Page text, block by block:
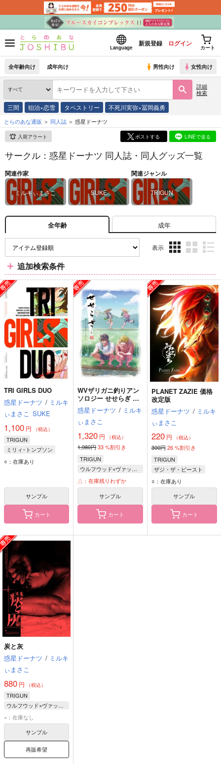
Language
新規登録 ログイン
カート
全年齢向け 成年向け 男性向け 女性向け
詳細
検索
三間 狛治×恋雪 タペストリー 不死川実弥×冨岡義勇
とらのあな通販 同人誌 惑星ドーナツ
入荷アラート ポストする LINEで送る
サークル：惑星ドーナツ 同人誌・同人グッズ一覧
関連作家
ミルキぃまさこ SUKE
関連ジャンル
TRIGUN
全年齢 成年
表示
ム
表
示
ム
表
示
ム
表
示
追加検索条件
TRI GIRLS DUO
惑星ドーナツ / ミルキ
ぃまさこ SUKE
1,100 円 （税込）
TRIGUN
ミリィ･トンプソン
○：在庫あり
サンプル
カート
WVザリガニ釣りアン
ソロジー せせらぎ 価
格改定版
惑星ドーナツ / ミルキ
ぃまさこ
1,320 円 （税込）
1,980円33 %割引き
TRIGUN
ウルフウッド×ヴァッシュ
ヴァッシュ・ザ・スタンピード
△：在庫残りわずか
サンプル
カート
PLANET ZAZIE 価格
改定版
惑星ドーナツ / ミルキ
ぃまさこ
220円 （税込）
300円 26 %割引き
TRIGUN
ザジ・ザ・ビースト
○：在庫あり
サンプル
カート
炭と灰
惑星ドーナツ / ミルキ
ぃまさこ
880 円 （税込）
TRIGUN
ウルフウッド×ヴァッシュ
ヴァッシュ・ザ・スタンピード
×：在庫なし
サンプル
再販希望